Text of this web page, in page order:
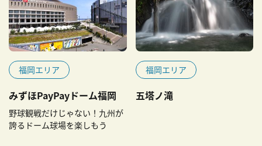
福岡エリア
みずほPayPayドーム福岡
野球観戦だけじゃない！九州が
誇るドーム球場を楽しもう
福岡エリア
五塔ノ滝